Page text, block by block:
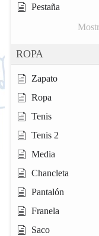
Pestaña
ROPA
Zapato
Ropa
Tenis
Tenis 2
Media
Chancleta
Pantalón
Franela
Saco